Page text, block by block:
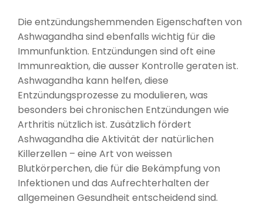
Die entzündungshemmenden Eigenschaften von
Ashwagandha sind ebenfalls wichtig für die
Immunfunktion. Entzündungen sind oft eine
Immunreaktion, die ausser Kontrolle geraten ist.
Ashwagandha kann helfen, diese
Entzündungsprozesse zu modulieren, was
besonders bei chronischen Entzündungen wie
Arthritis nützlich ist. Zusätzlich fördert
Ashwagandha die Aktivität der natürlichen
Killerzellen – eine Art von weissen
Blutkörperchen, die für die Bekämpfung von
Infektionen und das Aufrechterhalten der
allgemeinen Gesundheit entscheidend sind.